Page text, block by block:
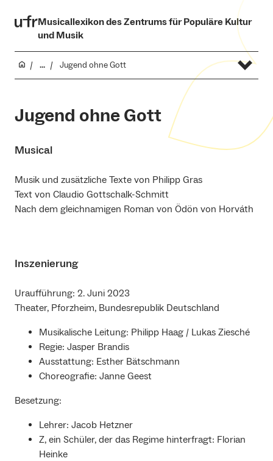
Musicallexikon des Zentrums für Populäre Kultur
und Musik
... Jugend ohne Gott
Jugend ohne Gott
Musical
Musik und zusätzliche Texte von Philipp Gras
Text von Claudio Gottschalk-Schmitt
Nach dem gleichnamigen Roman von Ödön von Horváth
Inszenierung
Uraufführung: 2. Juni 2023
Theater, Pforzheim, Bundesrepublik Deutschland
Musikalische Leitung: Philipp Haag / Lukas Ziesché
Regie: Jasper Brandis
Ausstattung: Esther Bätschmann
Choreografie: Janne Geest
Besetzung:
Lehrer: Jacob Hetzner
Z, ein Schüler, der das Regime hinterfragt: Florian
Heinke